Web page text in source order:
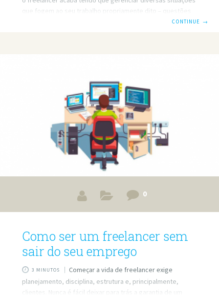
que fogem ao seu trabalho propriamente dito – questões
Querendo ou não, você está sempre
CONTINUE →
0
Como ser um freelancer sem
sair do seu emprego
3 MINUTOS
Começar a vida de freelancer exige
planejamento, disciplina, estrutura e, principalmente,
clientes. Nunca é fácil deixar para trás a garantia de um